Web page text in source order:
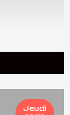
Jeudi